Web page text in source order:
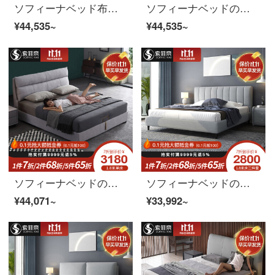
ソフィーナベッド布芸ベッド北欧現代簡単科学技術布床軽奢豪華ベッドベッドベッドベッドベッドベッドベッド寝室結婚ベッド1.8メートルベッド+マットレス（フレームワーク）1800*2000
¥44,535~
ソフィーナベッドの布芸ベッド北欧布芸床現代簡単布床1.5メートル1.8メートルの軽贅沢なベッドのダブルベッドの結婚ベッド+ベッドのヘッド棚*1（高箱ベッド）1800*2000
¥44,535~
ソフィーナベッドの布芸ベッド北欧简约现代布芸ベッドの小型の部屋型のダブル1.8メートルの軟包の主な寝台の婚床の贮蔵物は床を分解して洗うことができます+マットレス1800*2000
¥44,071~
ソフィーナベッドの布芸ベッド北欧現代簡単実木ベッド1.5メートルの小型ベッドの主なベッドの結婚式ベッドのダブルベッドの1.8メートルは、布芸ベッドのサポートベッド+マットレス*2+マット1800*2000を取り壊して洗うことができます。
¥33,992~